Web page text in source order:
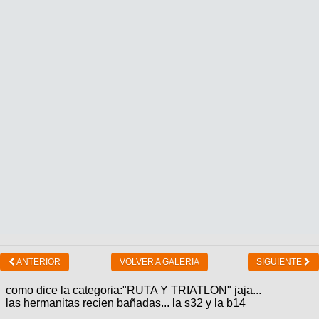
ANTERIOR VOLVER A GALERIA SIGUIENTE
como dice la categoria:"RUTA Y TRIATLON" jaja...
las hermanitas recien bañadas... la s32 y la b14